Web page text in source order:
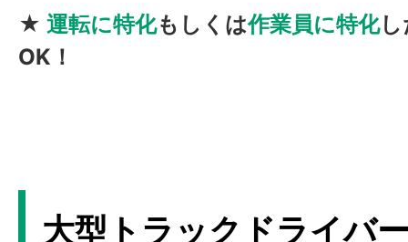
★ 運転に特化もしくは作業員に特化し
OK！
大型トラックドライバ